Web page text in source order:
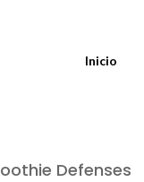
Inicio
Defenses